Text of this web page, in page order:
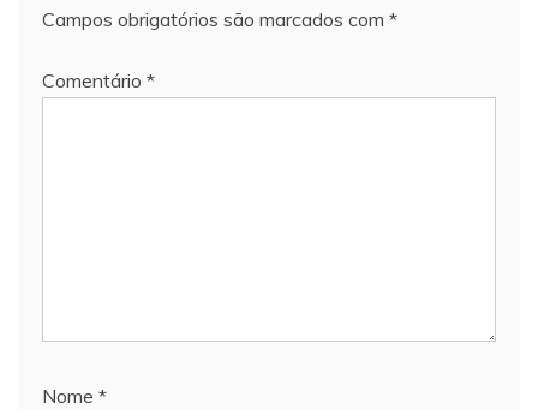
Campos obrigatórios são marcados com *
Comentário *
Nome *